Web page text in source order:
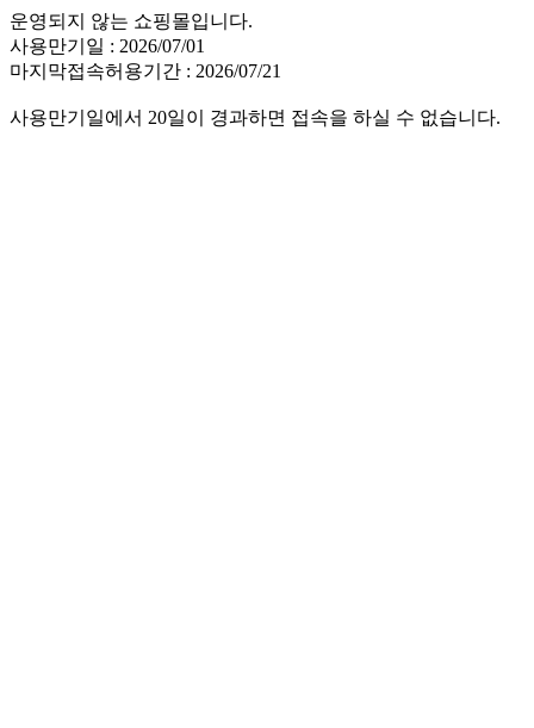
운영되지 않는 쇼핑몰입니다.
사용만기일 : 2026/07/01
마지막접속허용기간 : 2026/07/21
사용만기일에서 20일이 경과하면 접속을 하실 수 없습니다.